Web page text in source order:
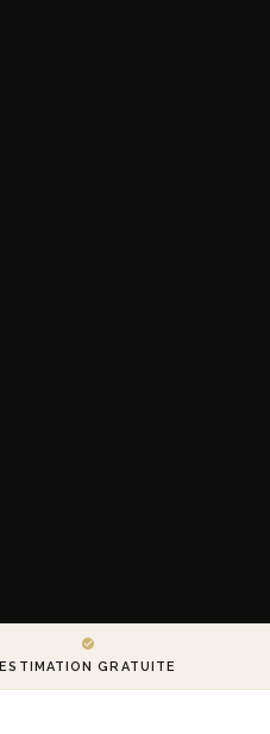
ESTIMATION GRATUITE